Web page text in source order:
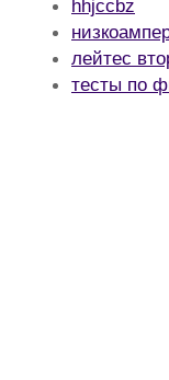
hhjccbz
лейтес
тесты по